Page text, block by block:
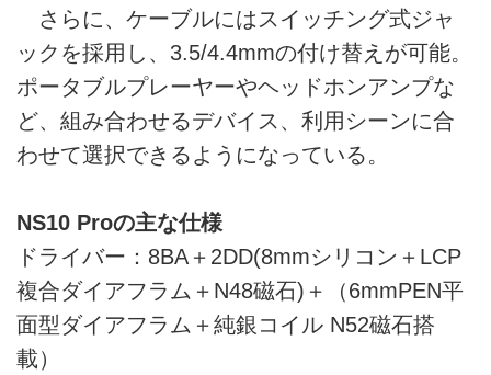
さらに、ケーブルにはスイッチング式ジャ
ックを採用し、3.5/4.4mmの付け替えが可能。
ポータブルプレーヤーやヘッドホンアンプな
ど、組み合わせるデバイス、利用シーンに合
わせて選択できるようになっている。
NS10 Proの主な仕様
ドライバー：8BA＋2DD(8mmシリコン＋LCP
複合ダイアフラム＋N48磁石)＋（6mmPEN平
面型ダイアフラム＋純銀コイル N52磁石搭
載）